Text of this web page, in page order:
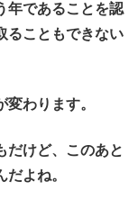
年であることを認
ることもできない
わります。
だけど、このあと
よね。